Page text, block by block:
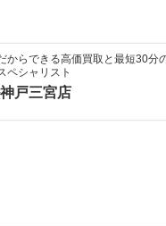
からできる高価買取と最短30分
ペシャリスト
戸三宮店